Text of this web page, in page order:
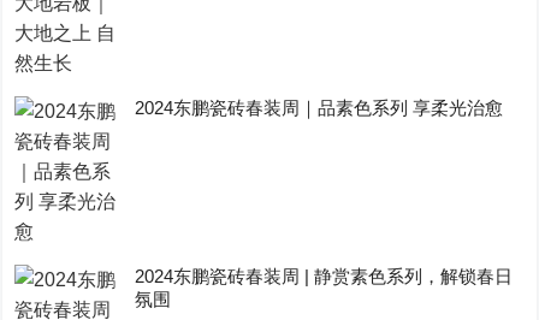
2024东鹏瓷砖春装周｜品素色系列 享柔光治愈
2024东鹏瓷砖春装周 | 静赏素色系列，解锁春日
氛围